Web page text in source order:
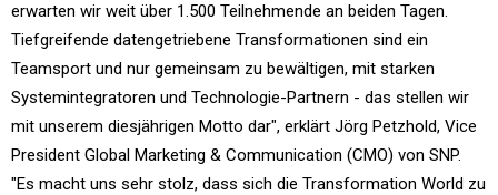
erwarten wir weit über 1.500 Teilnehmende an beiden Tagen.
Tiefgreifende datengetriebene Transformationen sind ein
Teamsport und nur gemeinsam zu bewältigen, mit starken
Systemintegratoren und Technologie-Partnern - das stellen wir
mit unserem diesjährigen Motto dar", erklärt Jörg Petzhold, Vice
President Global Marketing & Communication (CMO) von SNP.
"Es macht uns sehr stolz, dass sich die Transformation World zu